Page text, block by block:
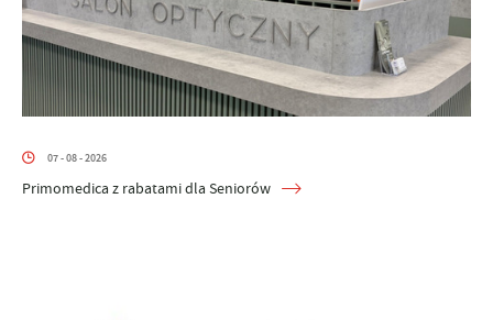
07 - 08 - 2026
Primomedica z rabatami dla Seniorów